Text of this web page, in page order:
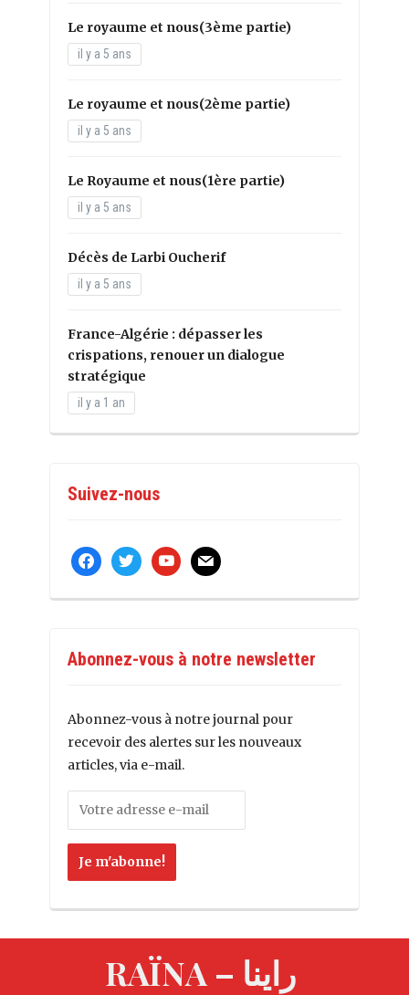
Le royaume et nous(3ème partie)
il y a 5 ans
Le royaume et nous(2ème partie)
il y a 5 ans
Le Royaume et nous(1ère partie)
il y a 5 ans
Décès de Larbi Oucherif
il y a 5 ans
France-Algérie : dépasser les
crispations, renouer un dialogue
stratégique
il y a 1 an
Suivez-nous
facebooktwitteryoutubemail
Abonnez-vous à notre newsletter
Abonnez-vous à notre journal pour
recevoir des alertes sur les nouveaux
articles, via e-mail.
RAÏNA – راينا